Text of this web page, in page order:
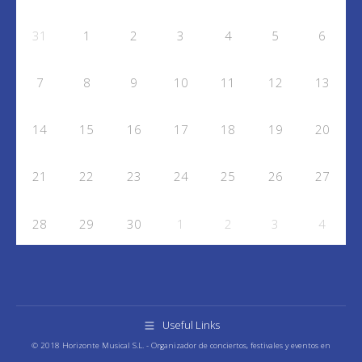
31 1 2 3 4 5 6
7 8 9 10 11 12 13
14 15 16 17 18 19 20
21 22 23 24 25 26 27
28 29 30 1 2 3 4
Useful Links
© 2018 Horizonte Musical S.L. - Organizador de conciertos, festivales y eventos en